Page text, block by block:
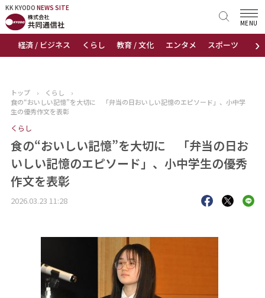
KK KYODO NEWS SITE
›
経済 / ビジネス くらし 教育 / 文化 エンタメ スポーツ 地域
MENU
KK KYODONEWS SITE
トップページ
ニュース
おすすめコンテンツ
出版物
会社概要
トップ › くらし
›
食の“おいしい記憶”を大切に 「弁当の日おいしい記憶のエピソード」、小中学
生の優秀作文を表彰
くらし
食の“おいしい記憶”を大切に 「弁当の日お
いしい記憶のエピソード」、小中学生の優秀
作文を表彰
2026.03.23 11:28